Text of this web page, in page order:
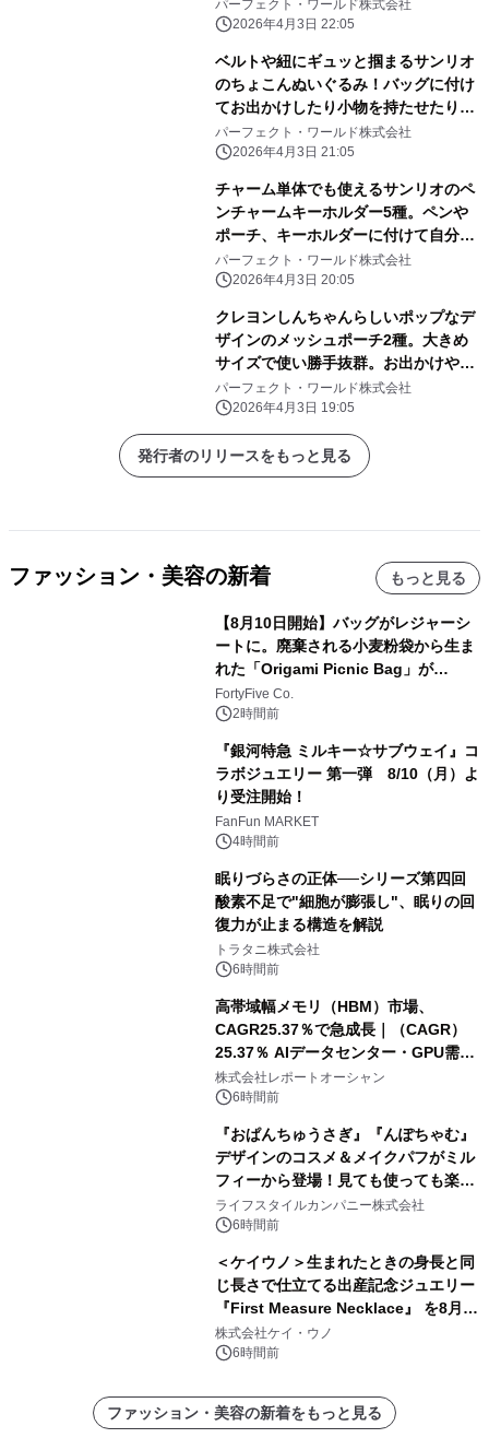
パーフェクト・ワールド株式会社
2026年4月3日 22:05
ベルトや紐にギュッと掴まるサンリオ
のちょこんぬいぐるみ！バッグに付け
てお出かけしたり小物を持たせたりと
自由に楽しめる！
パーフェクト・ワールド株式会社
2026年4月3日 21:05
チャーム単体でも使えるサンリオのペ
ンチャームキーホルダー5種。ペンや
ポーチ、キーホルダーに付けて自分だ
けのアレンジしよう
パーフェクト・ワールド株式会社
2026年4月3日 20:05
クレヨンしんちゃんらしいポップなデ
ザインのメッシュポーチ2種。大きめ
サイズで使い勝手抜群。お出かけや旅
行にぜひ！
パーフェクト・ワールド株式会社
2026年4月3日 19:05
発行者のリリースをもっと見る
ファッション・美容の新着 もっと見る
【8月10日開始】バッグがレジャーシ
ートに。廃棄される小麦粉袋から生ま
れた「Origami Picnic Bag」が
Makuakeに登場
FortyFive Co.
2時間前
『銀河特急 ミルキー☆サブウェイ』コ
ラボジュエリー 第一弾 8/10（月）よ
り受注開始！
FanFun MARKET
4時間前
眠りづらさの正体──シリーズ第四回
酸素不足で"細胞が膨張し"、眠りの回
復力が止まる構造を解説
トラタニ株式会社
6時間前
高帯域幅メモリ（HBM）市場、
CAGR25.37％で急成長｜（CAGR）
25.37％ AIデータセンター・GPU需要
拡大が2035年の市場成長を牽引
株式会社レポートオーシャン
6時間前
『おぱんちゅうさぎ』『んぽちゃむ』
デザインのコスメ＆メイクパフがミル
フィーから登場！見ても使っても楽し
い、ポップでキュートなコレクショ
ン。
ライフスタイルカンパニー株式会社
6時間前
＜ケイウノ＞生まれたときの身長と同
じ長さで仕立てる出産記念ジュエリー
『First Measure Necklace』 を8月14
日(金)に発売
株式会社ケイ・ウノ
6時間前
ファッション・美容の新着をもっと見る